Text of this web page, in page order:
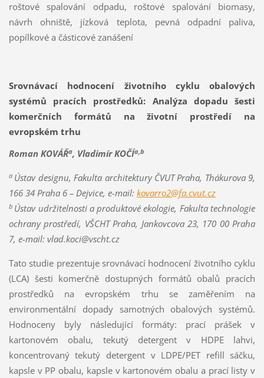
roštové spalování odpadu, roštové spalování biomasy,
návrh ohniště, jízková teplota, pevná odpadní paliva,
popílkové a částicové zanášení
Srovnávací hodnocení životního cyklu obalových
systémů pracích prostředků: Analýza dopadu šesti
komerčních formátů na životní prostředí na
evropském trhu
Roman KOVÁŘa, Vladimír KOČÍa,b
a Ústav designu, Fakulta architektury ČVUT Praha, Thákurova 9,
166 34 Praha 6 – Dejvice, e-mail: kovarro2@fa.cvut.cz
b Ústav udržitelnosti a produktové ekologie, Fakulta technologie
ochrany prostředí, VŠCHT Praha, Jankovcova 23, 170 00 Praha
7, e-mail: vlad.koci@vscht.cz
Tato studie prezentuje srovnávací hodnocení životního cyklu
(LCA) šesti komerčně dostupných formátů obalů pracích
prostředků na evropském trhu se zaměřením na
environmentální dopady samotných obalových systémů.
Hodnoceny byly následující formáty: prací prášek v
kartonovém obalu, tekutý detergent v HDPE lahvi,
koncentrovaný tekutý detergent v LDPE/PET refill sáčku,
kapsle v PP obalu, kapsle v kartonovém obalu a prací listy v